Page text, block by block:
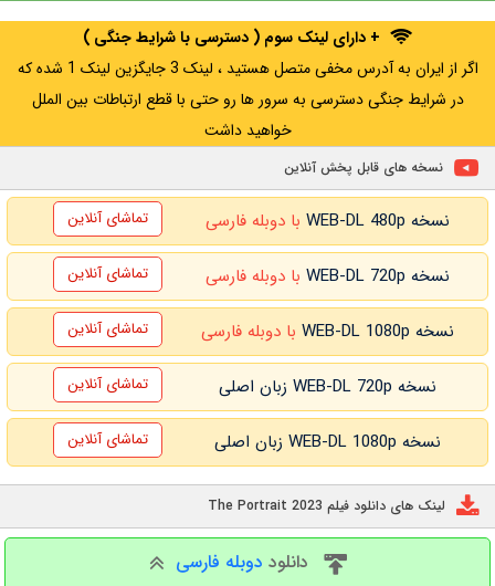
+ دارای لینک سوم ( دسترسی با شرایط جنگی )
اگر از ایران به آدرس مخفی متصل هستید ، لینک 3 جایگزین لینک 1 شده که
در شرایط جنگی دسترسی به سرور ها رو حتی با قطع ارتباطات بین الملل
خواهید داشت
نسخه های قابل پخش آنلاین
نسخه WEB-DL 480p با دوبله فارسی تماشای آنلاین
نسخه WEB-DL 720p با دوبله فارسی تماشای آنلاین
نسخه WEB-DL 1080p با دوبله فارسی تماشای آنلاین
نسخه WEB-DL 720p زبان اصلی تماشای آنلاین
نسخه WEB-DL 1080p زبان اصلی تماشای آنلاین
لینک های دانلود فیلم The Portrait 2023
دانلود دوبله فارسی